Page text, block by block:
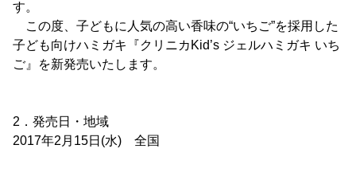
す。
この度、子どもに人気の高い香味の“いちご”を採用した
子ども向けハミガキ『クリニカKid’s ジェルハミガキ いち
ご』を新発売いたします。
2．発売日・地域
2017年2月15日(水) 全国